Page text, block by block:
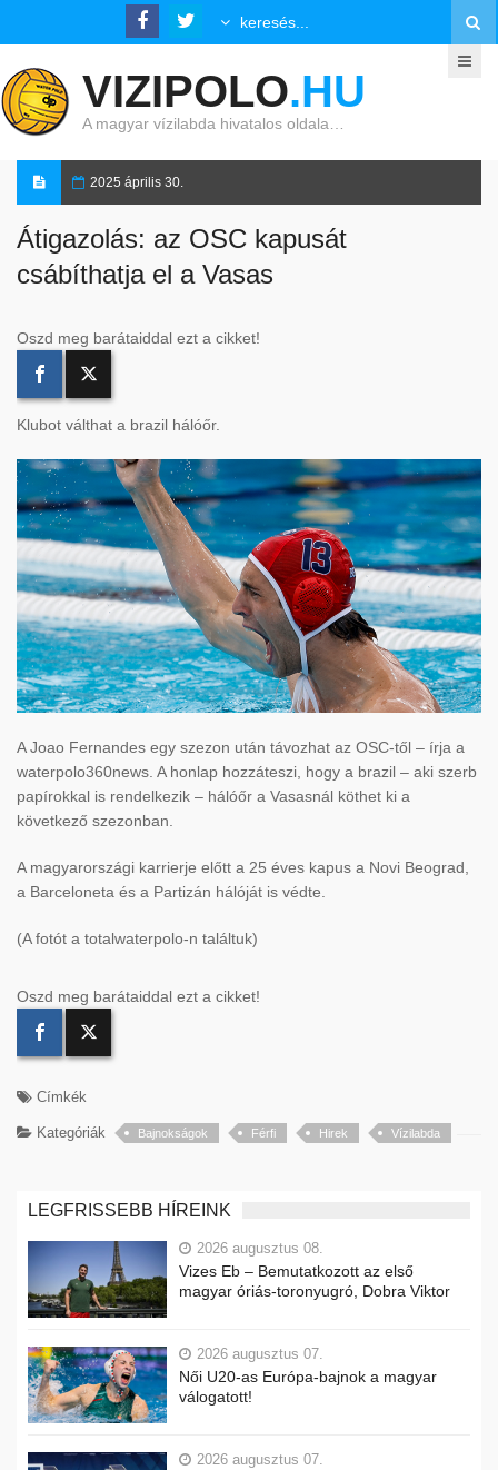
VIZIPOLO.HU
A magyar vízilabda hivatalos oldala…
2025 április 30.
Átigazolás: az OSC kapusát
csábíthatja el a Vasas
Oszd meg barátaiddal ezt a cikket!
Klubot válthat a brazil hálóőr.
A Joao Fernandes egy szezon után távozhat az OSC-től – írja a
waterpolo360news. A honlap hozzáteszi, hogy a brazil – aki szerb
papírokkal is rendelkezik – hálóőr a Vasasnál köthet ki a
következő szezonban.
A magyarországi karrierje előtt a 25 éves kapus a Novi Beograd,
a Barceloneta és a Partizán hálóját is védte.
(A fotót a totalwaterpolo-n találtuk)
Oszd meg barátaiddal ezt a cikket!
Címkék
Kategóriák Bajnokságok Férfi Hirek Vízilabda
LEGFRISSEBB HÍREINK
2026 augusztus 08.
Vizes Eb – Bemutatkozott az első
magyar óriás-toronyugró, Dobra Viktor
2026 augusztus 07.
Női U20-as Európa-bajnok a magyar
válogatott!
2026 augusztus 07.